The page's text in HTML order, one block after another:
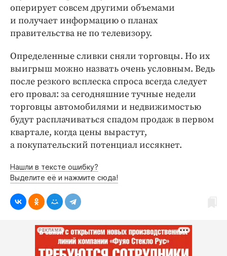
оперирует совсем другими объемами
и получает информацию о планах
правительства не по телевизору.
Определенные сливки сняли торговцы. Но их
выигрыш можно назвать очень условным. Ведь
после резкого всплеска спроса всегда следует
его провал: за сегодняшние тучные недели
торговцы автомобилями и недвижимостью
будут расплачиваться спадом продаж в первом
квартале, когда цены вырастут,
а покупательский потенциал иссякнет.
Нашли в тексте ошибку?
Выделите её и нажмите сюда!
РЕКЛАМА